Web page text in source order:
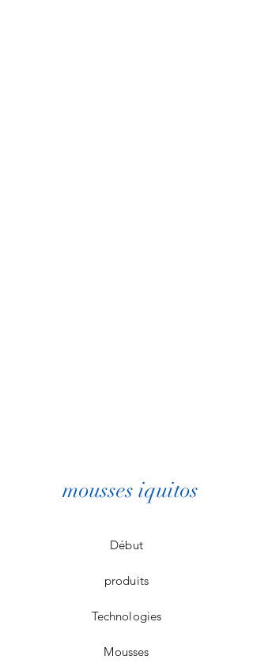
mousses iquitos
Début
produits
Technologies
Mousses